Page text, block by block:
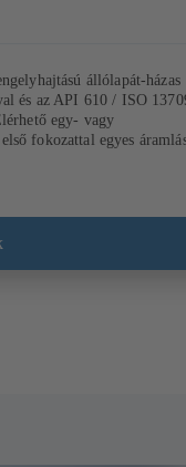
állólapát-házas
és az API 610 / ISO
egy- vagy
fokozattal egyes